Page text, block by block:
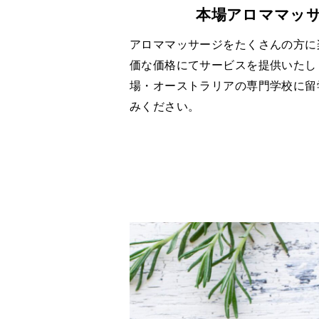
本場アロママッ
アロママッサージをたくさんの方
価な価格にてサービスを提供いた
場・オーストラリアの専門学校に
みください。